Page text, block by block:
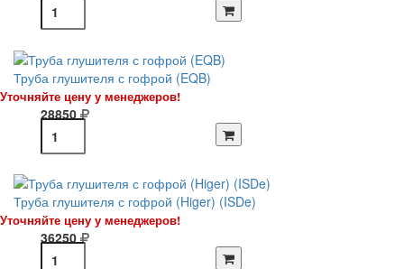
Труба глушителя с гофрой (EQB)
Уточняйте цену у менеджеров!
28850
Труба глушителя с гофрой (Higer) (ISDe)
Уточняйте цену у менеджеров!
36250